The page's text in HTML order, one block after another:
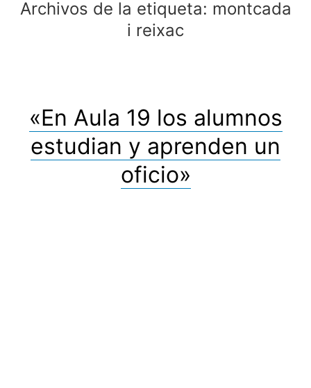
Archivos de la etiqueta: montcada
i reixac
«En Aula 19 los alumnos
estudian y aprenden un
oficio»